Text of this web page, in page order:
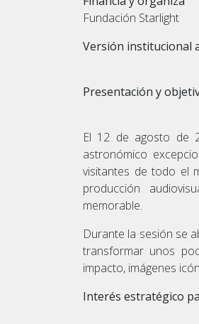
Fundación Starlight
Versión institucional
Presentación y
El 12 de agosto de
astronómico
visitantes de todo el
producción
memorable.
Durante la sesión se
transformar unos
impacto, imágenes
Interés estratégico